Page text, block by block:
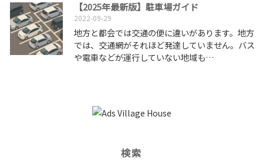
【2025年最新版】駐車場ガイド
2022-09-29
地方と都会では交通の便に違いがあります。地方
では、交通網がそれほど発達していません。バス
や電車などが運行していない地域も…
検索